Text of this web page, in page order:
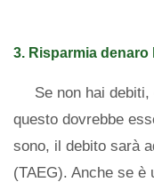
3. Risparmia
Se non hai
questo dovrebbe
sono, il debito sarà
(TAEG). Anche se è